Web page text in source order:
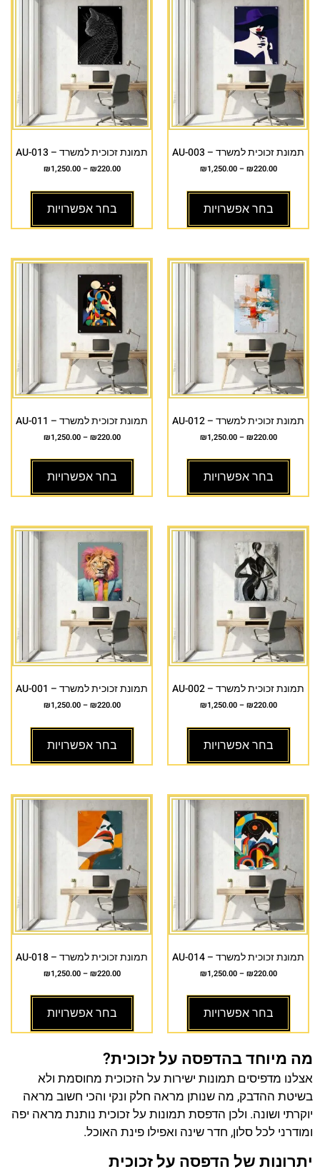
תמונת זכוכית למשרד – AU-003
₪220.00
–
₪1,250.00
בחר אפשרויות
תמונת זכוכית למשרד – AU-013
₪220.00
–
₪1,250.00
בחר אפשרויות
תמונת זכוכית למשרד – AU-012
₪220.00
–
₪1,250.00
בחר אפשרויות
תמונת זכוכית למשרד – AU-011
₪220.00
–
₪1,250.00
בחר אפשרויות
תמונת זכוכית למשרד – AU-002
₪220.00
–
₪1,250.00
בחר אפשרויות
תמונת זכוכית למשרד – AU-001
₪220.00
–
₪1,250.00
בחר אפשרויות
תמונת זכוכית למשרד – AU-014
₪220.00
–
₪1,250.00
בחר אפשרויות
תמונת זכוכית למשרד – AU-018
₪220.00
–
₪1,250.00
בחר אפשרויות
מה מיוחד בהדפסה על זכוכית?
אצלנו מדפיסים תמונות ישירות על הזכוכית מחוסמת ולא
בשיטת ההדבק, מה שנותן מראה חלק ונקי והכי חשוב מראה
יוקרתי ושונה. ולכן הדפסת תמונות על זכוכית נותנת מראה יפה
ומודרני לכל סלון, חדר שינה ואפילו פינת האוכל.
יתרונות של הדפסה על זכוכית